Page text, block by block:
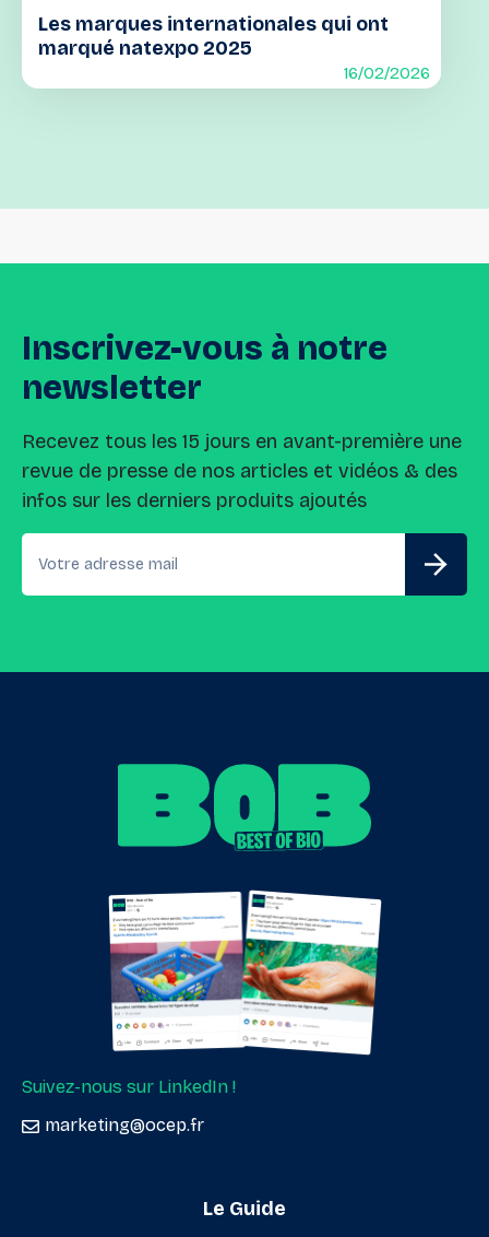
Les marques internationales qui ont
marqué natexpo 2025
16/02/2026
Inscrivez-vous à notre
newsletter
Recevez tous les 15 jours en avant-première une
revue de presse de nos articles et vidéos & des
infos sur les derniers produits ajoutés
Suivez-nous sur LinkedIn !
marketing@ocep.fr
Le Guide